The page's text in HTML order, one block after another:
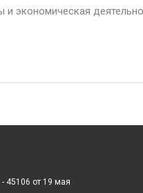
экономическая
45106 от 19 мая